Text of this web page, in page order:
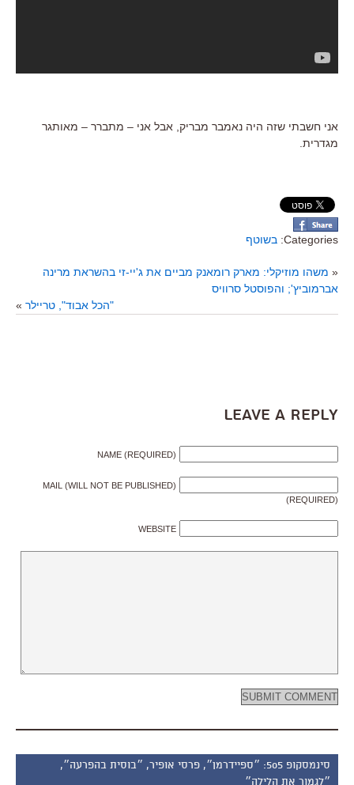
אני חשבתי שזה היה נאמבר מבריק, אבל אני – מתברר – מאותגר
מגדרית.
Categories: בשוטף
« משהו מוזיקלי: מארק רומאנק מביים את ג'יי-זי בהשראת מרינה
אברמוביץ'; והפוסטל סרוויס
"הכל אבוד", טריילר »
Leave a Reply
NAME (REQUIRED)
MAIL (WILL NOT BE PUBLISHED)
(REQUIRED)
WEBSITE
סינמסקופ 505: ״ספיידרמן״, פרסי אופיר, ״בוסית בהפרעה״,
״לגמור את הלילה״